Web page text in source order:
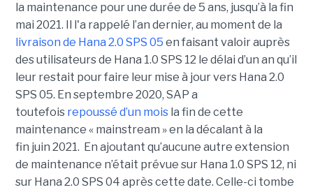
la maintenance pour une durée de 5 ans, jusqu’à la fin
mai 2021. Il l'a rappelé l’an dernier, au moment de la
livraison de Hana 2.0 SPS 05 en faisant valoir auprès
des utilisateurs de Hana 1.0 SPS 12 le délai d’un an qu’il
leur restait pour faire leur mise à jour vers Hana 2.0
SPS 05. En septembre 2020, SAP a
toutefois repoussé d’un moisla fin de cette
maintenance « mainstream » en la décalant à la
fin juin 2021. En ajoutant qu’aucune autre extension
de maintenance n’était prévue sur Hana 1.0 SPS 12, ni
sur Hana 2.0 SPS 04 après cette date. Celle-ci tombe